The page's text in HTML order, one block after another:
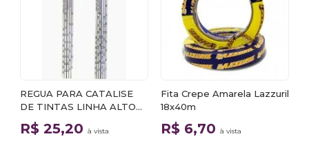
REGUA PARA CATALISE
DE TINTAS LINHA ALTO
SOLIDOS
R$ 25,20 à vista
Fita Crepe Amarela Lazzuril
18x40m
R$ 6,70 à vista